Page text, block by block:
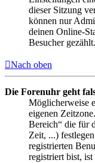
dieser Sitzung
können nur
deinen Online-
Besucher gezählt.
Nach oben
Die Forenuhr geht
Möglicherweise
eigenen
Bereich“ die für
Zeit, ...)
registrierten
registriert bist,